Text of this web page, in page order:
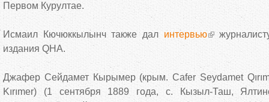
Первом Курултае.
Исмаил Кючюккылынч также дал интервью
издания QHA.
Джафер Сейдамет Кырымер (крым. Cafer Seydamet
Kırımer) (1 сентября 1889 года, с. Кызыл-Таш,